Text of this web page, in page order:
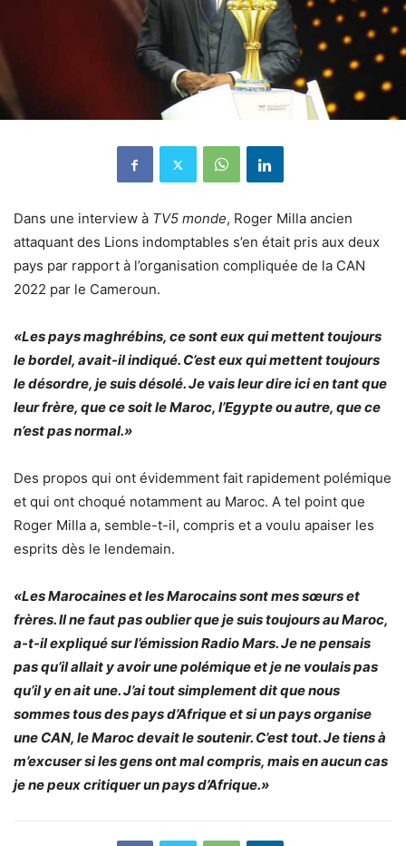
Dans une interview à TV5 monde, Roger Milla ancien
attaquant des Lions indomptables s’en était pris aux deux
pays par rapport à l’organisation compliquée de la CAN
2022 par le Cameroun.
«Les pays maghrébins, ce sont eux qui mettent toujours
le bordel, avait-il indiqué. C’est eux qui mettent toujours
le désordre, je suis désolé. Je vais leur dire ici en tant que
leur frère, que ce soit le Maroc, l’Egypte ou autre, que ce
n’est pas normal.»
Des propos qui ont évidemment fait rapidement polémique
et qui ont choqué notamment au Maroc. A tel point que
Roger Milla a, semble-t-il, compris et a voulu apaiser les
esprits dès le lendemain.
«Les Marocaines et les Marocains sont mes sœurs et
frères. Il ne faut pas oublier que je suis toujours au Maroc,
a-t-il expliqué sur l’émission Radio Mars. Je ne pensais
pas qu’il allait y avoir une polémique et je ne voulais pas
qu’il y en ait une. J’ai tout simplement dit que nous
sommes tous des pays d’Afrique et si un pays organise
une CAN, le Maroc devait le soutenir. C’est tout. Je tiens à
m’excuser si les gens ont mal compris, mais en aucun cas
je ne peux critiquer un pays d’Afrique.»